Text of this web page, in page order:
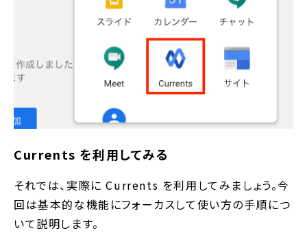
Currents を利用してみる
それでは、実際に Currents を利用してみましょう。今
回は基本的な機能にフォーカスして使い方の手順につ
いて説明します。